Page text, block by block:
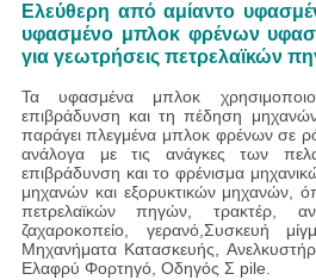
Ελεύθερη από αμίαντο
υφασμένο μπλοκ φρένων
για γεωτρήσεις πετρελαϊκών
Τα υφασμένα μπλοκ
επιβράδυνση και τη πέδηση
παράγει πλεγμένα μπλοκ φρένων σε
ανάλογα με τις ανάγκες των
επιβράδυνση και το φρένισμα
μηχανών και εξορυκτικών μηχανών,
πετρελαϊκών πηγών, τρακτέρ,
ζαχαροκοπείο, γερανό,Συσκευή
Μηχανήματα Κατασκευής,
Ελαφρύ Φορτηγό, Οδηγός Σ pile.